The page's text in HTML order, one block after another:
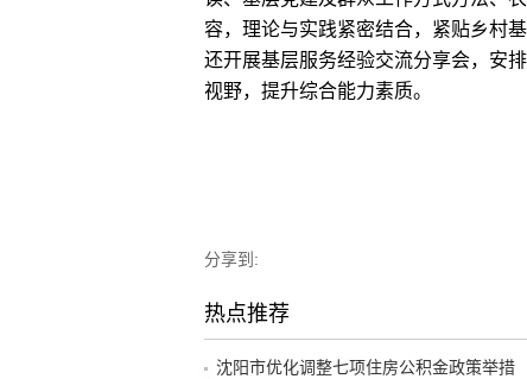
容，理论与实践紧密结合，紧贴乡村
还开展基层服务经验交流分享会，安
视野，提升综合能力素质。
分享到:
热点推荐
沈阳市优化调整七项住房公积金政策举措